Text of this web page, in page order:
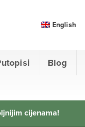
Blog
English
cijenama!